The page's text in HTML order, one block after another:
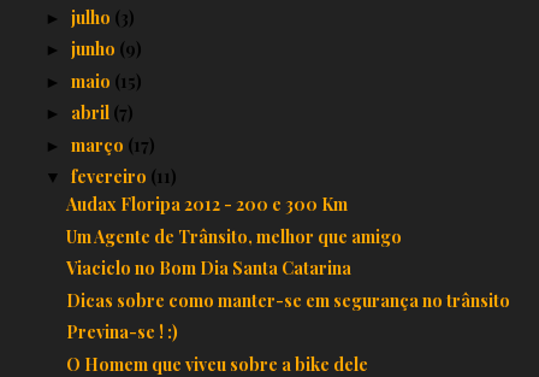
► julho (3)
► junho (9)
► maio (15)
► abril (7)
► março (17)
▼ fevereiro (11)
Audax Floripa 2012 - 200 e 300 Km
Um Agente de Trânsito, melhor que amigo
Viaciclo no Bom Dia Santa Catarina
Dicas sobre como manter-se em segurança no trânsito
Previna-se ! :)
O Homem que viveu sobre a bike dele